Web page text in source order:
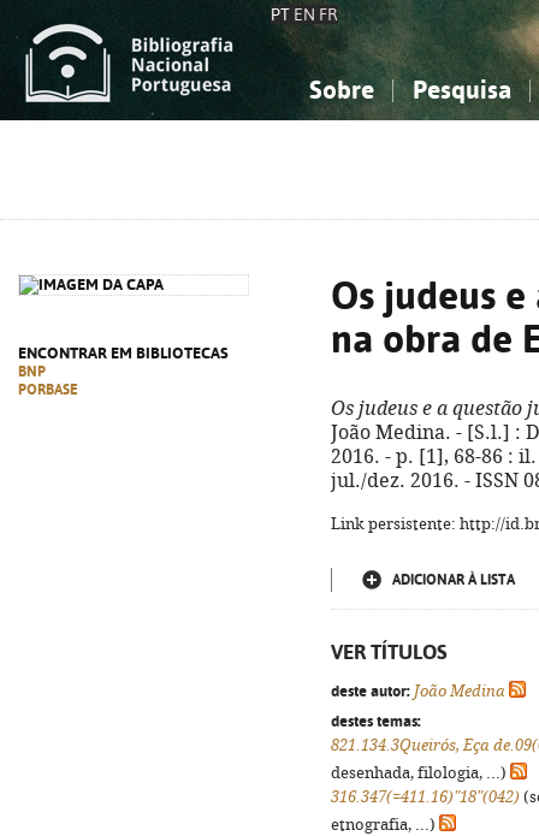
PT EN FR
Sobre Pesquisa
ENCONTRAR EM BIBLIOTECAS
BNP
PORBASE
Os judeus
na obra de
Os judeus e a questão
João Medina. - [S.l.] :
2016. - p. [1], 68-86 :
jul./dez. 2016. - ISSN
Link persistente: http://
ADICIONAR À LISTA
VER TÍTULOS
deste autor: João Medina
destes temas:
821.134.3Queirós, Eça
desenhada, filologia, ...)
316.347(=411.16)"18"(042)
etnografia, ...)